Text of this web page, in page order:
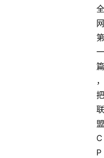
全
网
第
一
篇
，
把
联
盟
C
P